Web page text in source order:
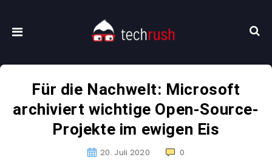
Für die Nachwelt: Microsoft
archiviert wichtige Open-Source-
Projekte im ewigen Eis
20. Juli 2020 0